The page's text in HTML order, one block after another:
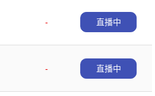
-
直播中
-
直播中